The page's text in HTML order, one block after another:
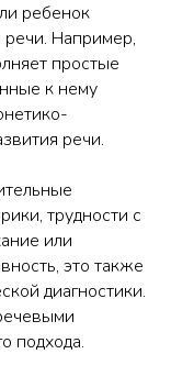
ребенок
Например,
простые
к нему
речи.
трудности с
или
это также
диагностики.
подхода.